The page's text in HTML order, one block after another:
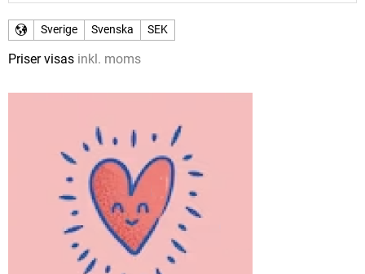
Sverige Svenska SEK
Priser visas inkl. moms